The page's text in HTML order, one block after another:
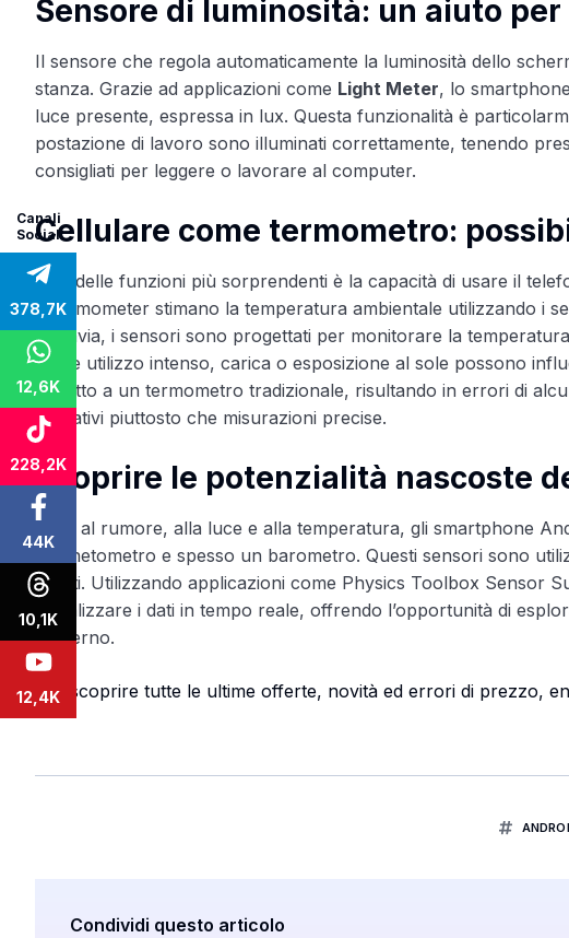
Canali
Social
378,7K
12,6K
228,2K
44K
10,1K
12,4K
Sensore di luminosità: un aiuto
Il sensore che regola automaticamente la luminosità dello
stanza. Grazie ad applicazioni come Light Meter, lo
luce presente, espressa in lux. Questa funzionalità è
postazione di lavoro sono illuminati correttamente, tenendo
consigliati per leggere o lavorare al computer.
Cellulare come termometro:
Una delle funzioni più sorprendenti è la capacità di usare il
Thermometer stimano la temperatura ambientale utilizzando i
Tuttavia, i sensori sono progettati per monitorare la
come utilizzo intenso, carica o esposizione al sole possono
rispetto a un termometro tradizionale, risultando in errori di
indicativi piuttosto che misurazioni precise.
Scoprire le potenzialità nascoste
Oltre al rumore, alla luce e alla temperatura, gli smartphone
magnetometro e spesso un barometro. Questi sensori sono
utenti. Utilizzando applicazioni come Physics Toolbox Sensor
visualizzare i dati in tempo reale, offrendo l’opportunità di
moderno.
Per scoprire tutte le ultime offerte, novità ed errori di prezzo,
Condividi questo articolo